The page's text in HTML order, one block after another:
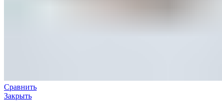
Сравнить
Закрыть